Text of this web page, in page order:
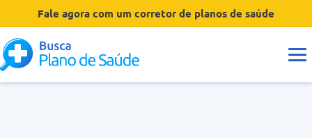
Fale agora com um corretor de planos de saúde